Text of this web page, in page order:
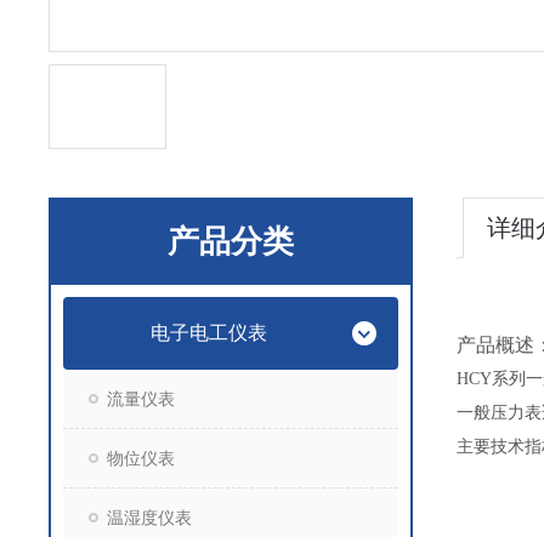
产品分类
电子电工仪表
流量仪表
物位仪表
温湿度仪表
详细
产品概述
HCY系列
一般压力
主要技术